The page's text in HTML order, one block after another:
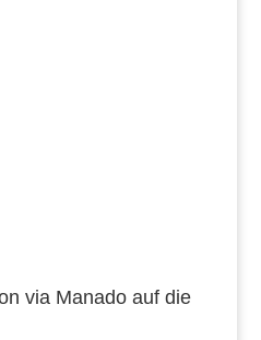
via Manado auf die